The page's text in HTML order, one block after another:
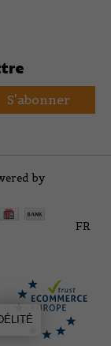
S'abonner
by
FR